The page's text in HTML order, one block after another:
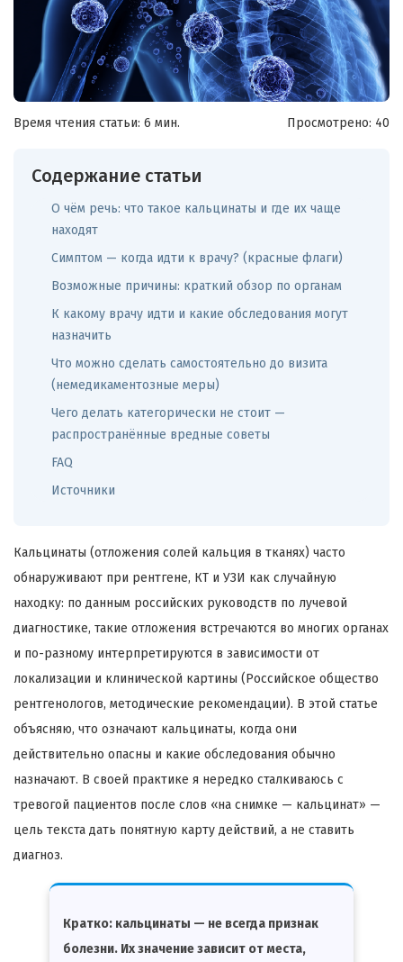
Время чтения статьи: 6 мин. Просмотрено: 40
Содержание статьи
О чём речь: что такое кальцинаты и где их чаще
находят
Симптом — когда идти к врачу? (красные флаги)
Возможные причины: краткий обзор по органам
К какому врачу идти и какие обследования могут
назначить
Что можно сделать самостоятельно до визита
(немедикаментозные меры)
Чего делать категорически не стоит —
распространённые вредные советы
FAQ
Источники
Кальцинаты (отложения солей кальция в тканях) часто
обнаруживают при рентгене, КТ и УЗИ как случайную
находку: по данным российских руководств по лучевой
диагностике, такие отложения встречаются во многих органах
и по-разному интерпретируются в зависимости от
локализации и клинической картины (Российское общество
рентгенологов, методические рекомендации). В этой статье
объясняю, что означают кальцинаты, когда они
действительно опасны и какие обследования обычно
назначают. В своей практике я нередко сталкиваюсь с
тревогой пациентов после слов «на снимке — кальцинат» —
цель текста дать понятную карту действий, а не ставить
диагноз.
Кратко: кальцинаты — не всегда признак
болезни. Их значение зависит от места,